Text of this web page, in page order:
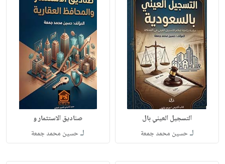
التسجيل العيني بال
لـحسين محمد جمعة
صناديق الاستثمار و
لـحسين محمد جمعة